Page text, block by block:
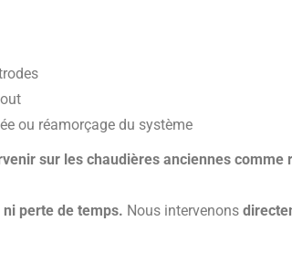
ou réamorçage du système
sur les chaudières anciennes comme
perte de temps. Nous intervenons